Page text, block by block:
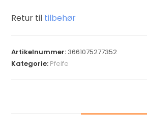
Retur til tilbehør
Artikelnummer: 3661075277352
Kategorie: Pfeife